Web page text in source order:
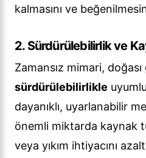
kalmasını ve
2. Sürdürülebilirlik ve
Zamansız mimari,
sürdürülebilirlikle
dayanıklı, uyarlanabilir
önemli miktarda kaynak
veya yıkım ihtiyacını